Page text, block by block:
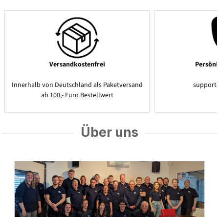
Versandkostenfrei
Innerhalb von Deutschland als Paketversand
ab 100,- Euro Bestellwert
Über uns